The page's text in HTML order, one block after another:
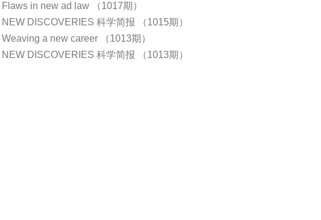
Flaws in new ad law （1017期）
NEW DISCOVERIES 科学简报 （1015期）
Weaving a new career （1013期）
NEW DISCOVERIES 科学简报 （1013期）